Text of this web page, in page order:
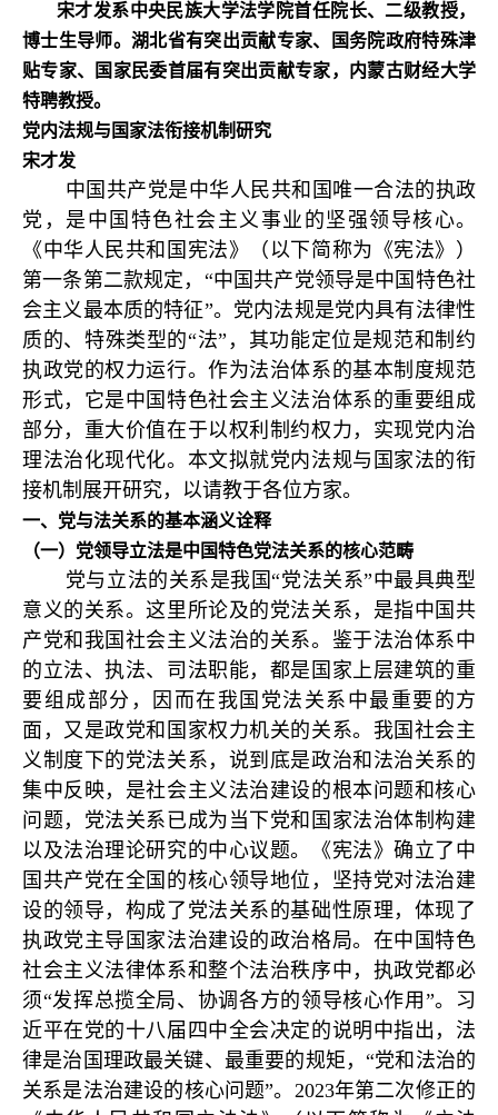
宋才发系中央民族大学法学院首任院长、二级教授，
博士生导师。湖北省有突出贡献专家、国务院政府特殊津
贴专家、国家民委首届有突出贡献专家，内蒙古财经大学
特聘教授。
党内法规与国家法衔接机制研究
宋才发
中国共产党是中华人民共和国唯一合法的执政
党，是中国特色社会主义事业的坚强领导核心。
《中华人民共和国宪法》（以下简称为《宪法》）
第一条第二款规定，“中国共产党领导是中国特色社
会主义最本质的特征”。党内法规是党内具有法律性
质的、特殊类型的“法”，其功能定位是规范和制约
执政党的权力运行。作为法治体系的基本制度规范
形式，它是中国特色社会主义法治体系的重要组成
部分，重大价值在于以权利制约权力，实现党内治
理法治化现代化。本文拟就党内法规与国家法的衔
接机制展开研究，以请教于各位方家。
一、党与法关系的基本涵义诠释
（一）党领导立法是中国特色党法关系的核心范畴
党与立法的关系是我国“党法关系”中最具典型
意义的关系。这里所论及的党法关系，是指中国共
产党和我国社会主义法治的关系。鉴于法治体系中
的立法、执法、司法职能，都是国家上层建筑的重
要组成部分，因而在我国党法关系中最重要的方
面，又是政党和国家权力机关的关系。我国社会主
义制度下的党法关系，说到底是政治和法治关系的
集中反映，是社会主义法治建设的根本问题和核心
问题，党法关系已成为当下党和国家法治体制构建
以及法治理论研究的中心议题。《宪法》确立了中
国共产党在全国的核心领导地位，坚持党对法治建
设的领导，构成了党法关系的基础性原理，体现了
执政党主导国家法治建设的政治格局。在中国特色
社会主义法律体系和整个法治秩序中，执政党都必
须“发挥总揽全局、协调各方的领导核心作用”。习
近平在党的十八届四中全会决定的说明中指出，法
律是治国理政最关键、最重要的规矩，“党和法治的
关系是法治建设的核心问题”。2023年第二次修正的